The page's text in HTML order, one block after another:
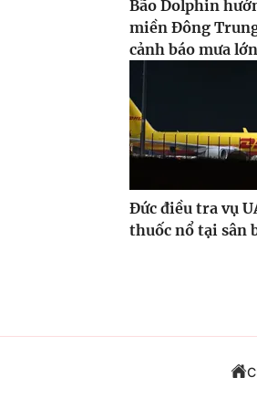
Bão Dolphin
miền Đông
cảnh báo mưa
Đức điều tra vụ
thuốc nổ tại sân